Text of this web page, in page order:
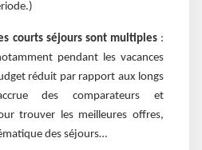
courts séjours sont multiples:
pendant les vacances
réduit par rapport aux longs
des comparateurs et
trouver les meilleures offres,
des séjours…